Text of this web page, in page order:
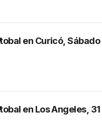
en Curicó, Sábado
en Los Angeles, 31